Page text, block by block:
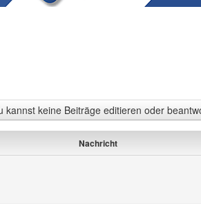
kannst keine Beiträge editieren oder
Nachricht